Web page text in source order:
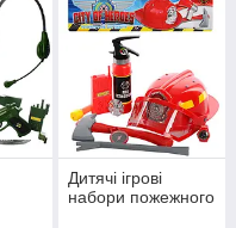
Дитячі ігрові
набори пожежного